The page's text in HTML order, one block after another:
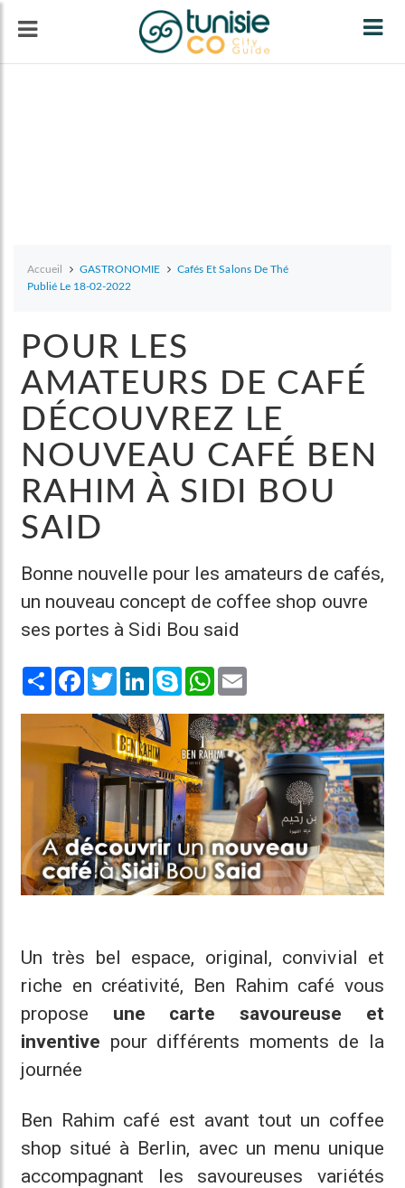
Accueil GASTRONOMIE
Cafés Et Salons De Thé
Publié Le 18-02-2022
POUR LES
AMATEURS DE CAFÉ
DÉCOUVREZ LE
NOUVEAU CAFÉ BEN
RAHIM À SIDI BOU
SAID
Bonne nouvelle pour les amateurs de cafés,
un nouveau concept de coffee shop ouvre
ses portes à Sidi Bou said
Share Facebook
TwitterLinkedInSkype WhatsApp
Un très bel espace, original, convivial et
riche en créativité, Ben Rahim café vous
propose une carte savoureuse et
inventive pour différents moments de la
journée
Ben Rahim café est avant tout un coffee
shop situé à Berlin, avec un menu unique
accompagnant les savoureuses variétés